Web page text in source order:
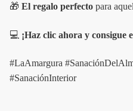
🎁 El regalo perfecto para
💻 ¡Haz clic ahora y consigue
#LaAmargura
#SanaciónInterior